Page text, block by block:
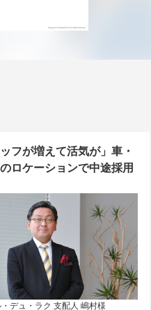
フが増えて活気が」車・
ロケーションで中途採用
・デュ・ラク 支配人 嶋村様